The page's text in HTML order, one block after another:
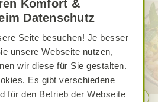
Komfort &
Datenschutz
Seite besuchen! Je besser
unsere Webseite nutzen,
wir diese für Sie gestalten.
Es gibt verschiedene
für den Betrieb der Webseite